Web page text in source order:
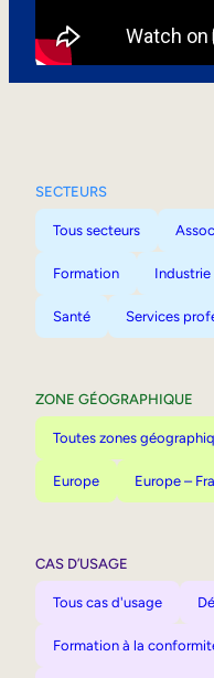
SECTEURS
Tous secteurs
Formation
Santé Services
ZONE GÉOGRAPHIQUE
Toutes zones
Europe Europe –
CAS D’USAGE
Tous cas d'usage
Formation à la